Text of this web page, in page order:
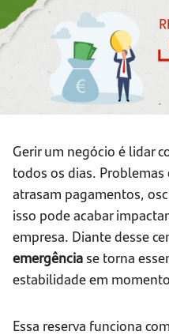
Gerir um negócio é lidar
todos os dias.
atrasam pagamentos,
isso pode acabar
empresa. Diante desse
emergência se torna
estabilidade em
Essa reserva funciona